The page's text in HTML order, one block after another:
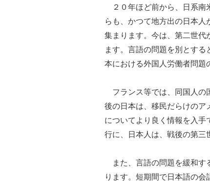
２０年ほど前から、日系南
らも、かつて地方出の日本
集まります。今は、第二世代
ます。言語の問題を別とす
本における外国人労働者問題
フランス等では、同国人の
後の日本は、移民だらけのア
についてより良く情報を入
行に、日本人は、戦後の第三
また、言語の問題を緩和す
ります。短期間で日本語の会